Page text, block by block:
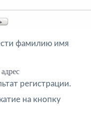
фамилию имя
регистрации.
на кнопку